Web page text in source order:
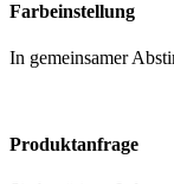
Farbeinstellung
In gemeinsamer
Produktanfrage